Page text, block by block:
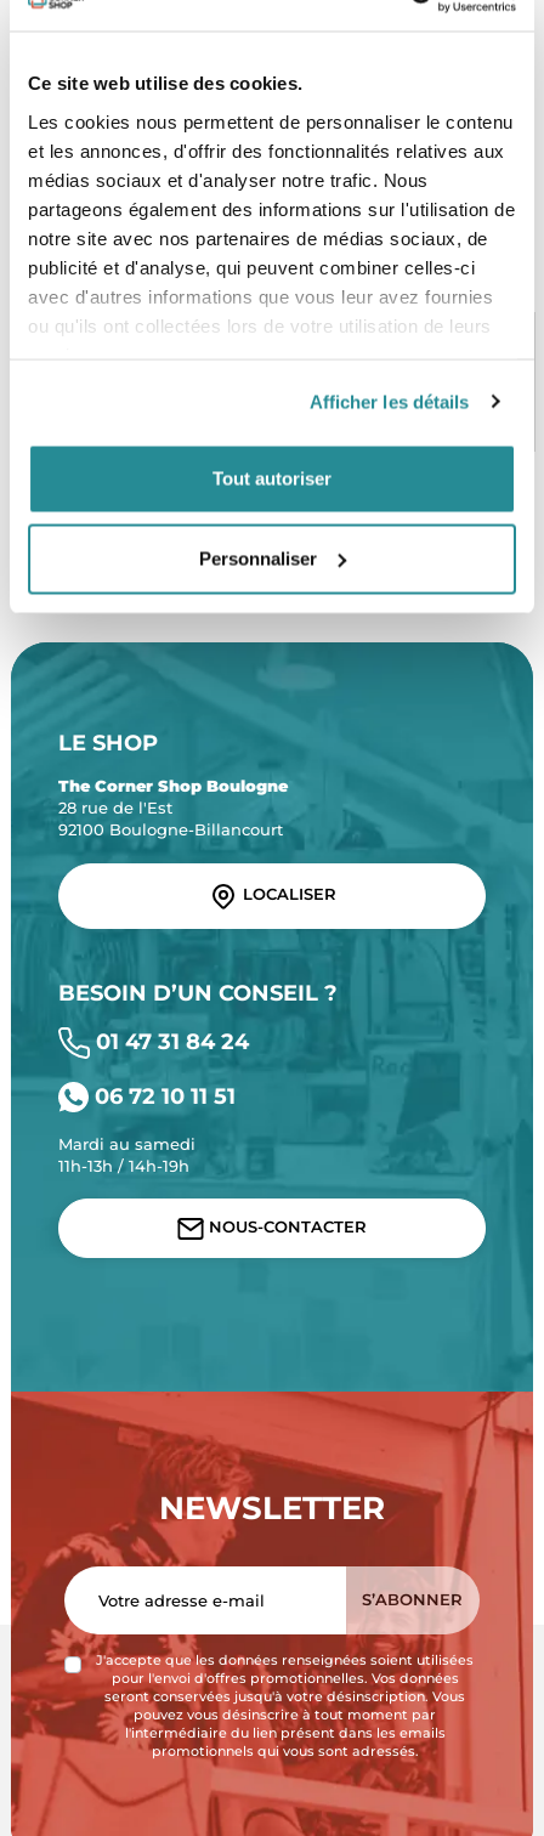
Ce site web utilise des cookies.
Les cookies nous permettent de personnaliser le contenu
et les annonces, d'offrir des fonctionnalités relatives aux
médias sociaux et d'analyser notre trafic. Nous
partageons également des informations sur l'utilisation de
notre site avec nos partenaires de médias sociaux, de
publicité et d'analyse, qui peuvent combiner celles-ci
avec d'autres informations que vous leur avez fournies
ou qu'ils ont collectées lors de votre utilisation de leurs
Afficher les détails
Tout autoriser
Personnaliser
dans un but pratique notamment avec le passage de
STOCK EN TEMPS RÉEL
Une équipe de passionnés
À partir de 99€ d’achat*
LE SHOP
The Corner Shop Boulogne
28 rue de l'Est
92100 Boulogne-Billancourt
LOCALISER
BESOIN D’UN CONSEIL ?
01 47 31 84 24
06 72 10 11 51
Mardi au samedi
11h-13h / 14h-19h
NOUS-CONTACTER
NEWSLETTER
J'accepte que les données renseignées soient utilisées
pour l'envoi d'offres promotionnelles. Vos données
seront conservées jusqu'à votre désinscription. Vous
pouvez vous désinscrire à tout moment par
l'intermédiaire du lien présent dans les emails
promotionnels qui vous sont adressés.